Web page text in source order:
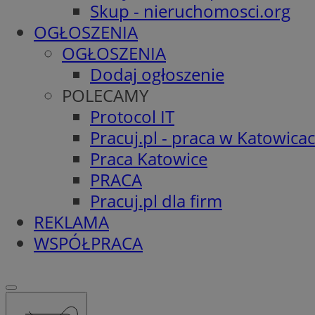
Skup - nieruchomosci.org
OGŁOSZENIA
OGŁOSZENIA
Dodaj ogłoszenie
POLECAMY
Protocol IT
Pracuj.pl - praca w
Praca Katowice
PRACA
Pracuj.pl dla firm
REKLAMA
WSPÓŁPRACA